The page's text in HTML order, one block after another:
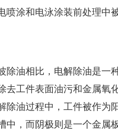
喷涂和电泳涂装前处理中
除油相比，电解除油是一
去工件表面油污和金属氧
除油过程中，工件被作为
中，而阴极则是一个金属